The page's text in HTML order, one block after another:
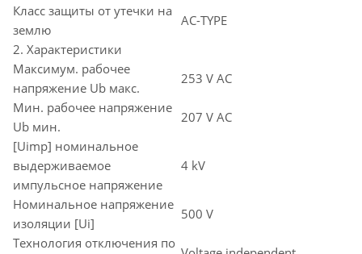
Класс защиты от утечки на
землю
AC-TYPE
2. Характеристики
Максимум. рабочее
напряжение Ub макс.
253 V AC
Мин. рабочее напряжение
Ub мин.
207 V AC
[Uimp] номинальное
выдерживаемое
импульсное напряжение
4 kV
Номинальное напряжение
изоляции [Ui]
500 V
Технология отключения по